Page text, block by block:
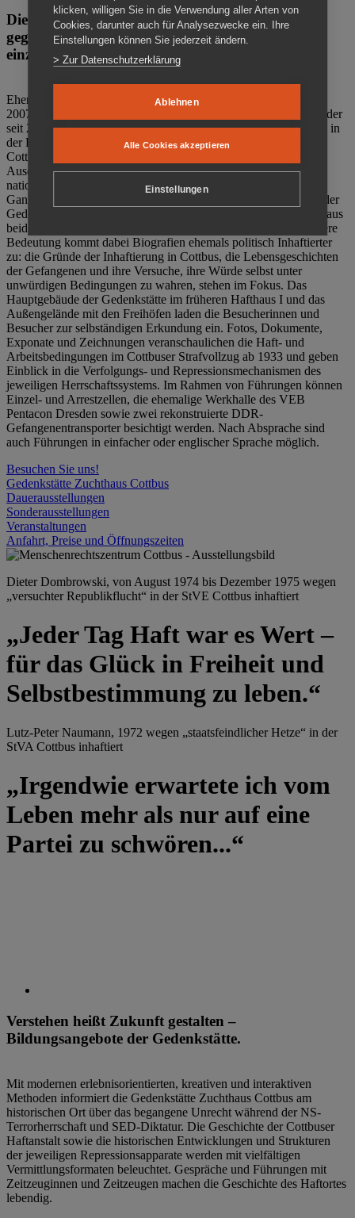
Die Gedenkstätte Zuchthaus Cottbus ist ein Ort
gegen das Vergessen. Anschaulich, nah und
einzigartig.
Ehemalige politische Häftlinge der DDR gründeten im Oktober
2007 den Verein Menschenrechtszentrum Cottbus e. V. (MRZ), der
seit 2011 Eigentümer des ehemaligen Gefängnisses (1860-2002) in
der Bautzener Straße und Träger der Gedenkstätte Zuchthaus
Cottbus ist. Im Zentrum der Arbeit der Gedenkstätte steht die
Auseinandersetzung mit politischem Unrecht während der
nationalsozialistischen Terrorherrschaft und der SED-Diktatur.
Ganzjährig zeigen mehrere Dauer- und Sonderausstellungen in der
Gedenkstätte Zuchthaus Cottbus Beispiele politischen Unrechts aus
beiden deutschen Diktaturen des 20. Jahrhunderts. Eine besondere
Bedeutung kommt dabei Biografien ehemals politisch Inhaftierter
zu: die Gründe der Inhaftierung in Cottbus, die Lebensgeschichten
der Gefangenen und ihre Versuche, ihre Würde selbst unter
unwürdigen Bedingungen zu wahren, stehen im Fokus. Das
Hauptgebäude der Gedenkstätte im früheren Hafthaus I und das
Außengelände mit den Freihöfen laden die Besucherinnen und
Besucher zur selbständigen Erkundung ein. Fotos, Dokumente,
Exponate und Zeichnungen veranschaulichen die Haft- und
Arbeitsbedingungen im Cottbuser Strafvollzug ab 1933 und geben
Einblick in die Verfolgungs- und Repressionsmechanismen des
jeweiligen Herrschaftssystems. Im Rahmen von Führungen können
Einzel- und Arrestzellen, die ehemalige Werkhalle des VEB
Pentacon Dresden sowie zwei rekonstruierte DDR-
Gefangenentransporter besichtigt werden. Nach Absprache sind
auch Führungen in einfacher oder englischer Sprache möglich.
Besuchen Sie uns!
Gedenkstätte Zuchthaus Cottbus
Dauerausstellungen
Sonderausstellungen
Veranstaltungen
Anfahrt, Preise und Öffnungszeiten
Dieter Dombrowski, von August 1974 bis Dezember 1975 wegen
„versuchter Republikflucht“ in der StVE Cottbus inhaftiert
„Jeder Tag Haft war es Wert –
für das Glück in Freiheit und
Selbstbestimmung zu leben.“
Lutz-Peter Naumann, 1972 wegen „staatsfeindlicher Hetze“ in der
StVA Cottbus inhaftiert
„Irgendwie erwartete ich vom
Leben mehr als nur auf eine
Partei zu schwören...“
Verstehen heißt Zukunft gestalten –
Bildungsangebote der Gedenkstätte.
Mit modernen erlebnisorientierten, kreativen und interaktiven
Methoden informiert die Gedenkstätte Zuchthaus Cottbus am
historischen Ort über das begangene Unrecht während der NS-
Terrorherrschaft und SED-Diktatur. Die Geschichte der Cottbuser
Haftanstalt sowie die historischen Entwicklungen und Strukturen
der jeweiligen Repressionsapparate werden mit vielfältigen
Vermittlungsformaten beleuchtet. Gespräche und Führungen mit
Zeitzeuginnen und Zeitzeugen machen die Geschichte des Haftortes
lebendig.
klicken, willigen Sie in die Verwendung aller Arten von
Cookies, darunter auch für Analysezwecke ein. Ihre
Einstellungen können Sie jederzeit ändern.
> Zur Datenschutzerklärung
Ablehnen
Alle Cookies akzeptieren
Einstellungen